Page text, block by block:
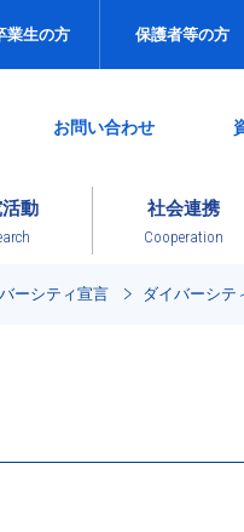
業生の方 保護者等の方
お問い合わせ
動 社会連携
Cooperation
ーシティ宣言 ダイバーシテ